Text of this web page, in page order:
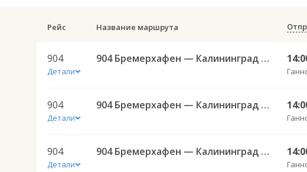
Рейс Название маршрута
904
Детали
904 Бремерхафен — Калининград АВ
904
Детали
904 Бремерхафен — Калининград АВ
904
Детали
904 Бремерхафен — Калининград АВ